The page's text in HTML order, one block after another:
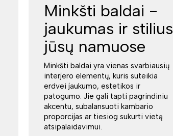
Minkšti baldai -
jaukumas ir stilius
jūsų namuose
Minkšti baldai yra vienas svarbiausių
interjero elementų, kuris suteikia
erdvei jaukumo, estetikos ir
patogumo. Jie gali tapti pagrindiniu
akcentu, subalansuoti kambario
proporcijas ar tiesiog sukurti vietą
atsipalaidavimui.